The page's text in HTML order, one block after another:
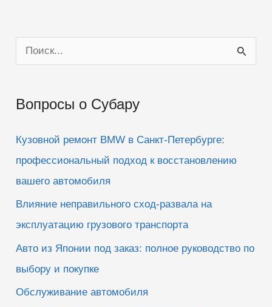
о
с
Вопросы о Субару
Кузовной ремонт BMW в Санкт-Петербурге:
профессиональный подход к восстановлению
вашего автомобиля
Влияние неправильного сход-развала на
эксплуатацию грузового транспорта
Авто из Японии под заказ: полное руководство по
выбору и покупке
Обслуживание автомобиля